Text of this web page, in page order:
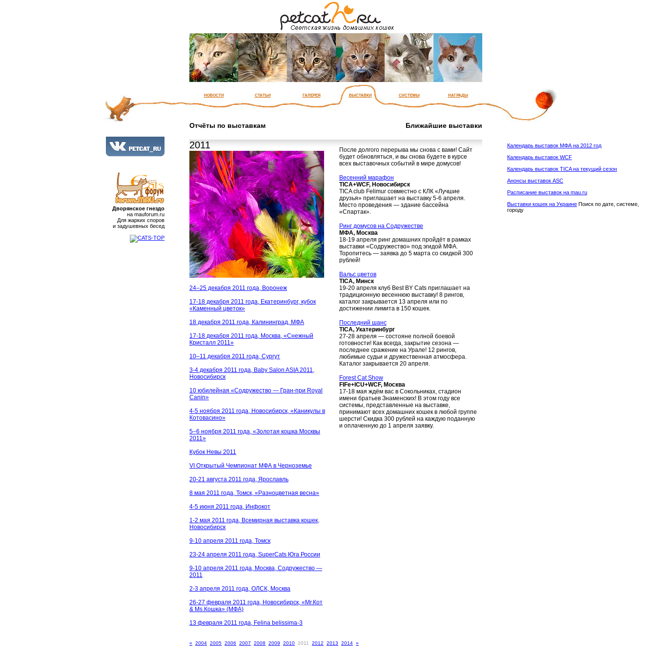
Дворянское гнездо
на mauforum.ru
Для жарких споров
и задушевных бесед
новости статьи галерея выставки системы награды
Отчёты по выставкам Ближайшие выставки
2011
24–25 декабря 2011 года, Воронеж
17-18 декабря 2011 года, Екатеринбург, кубок
«Каменный цветок»
18 декабря 2011 года, Калининград, МФА
17-18 декабря 2011 года, Москва, «Снежный
Кристалл 2011»
10–11 декабря 2011 года, Сургут
3-4 декабря 2011 года, Baby Salon ASIA 2011,
Новосибирск
10 юбилейная «Содружество — Гран-при Royal
Canin»
4-5 ноября 2011 года, Новосибирск, «Каникулы в
Котовасино»
5–6 ноября 2011 года, «Золотая кошка Москвы
2011»
Кубок Невы 2011
VI Открытый Чемпионат МФА в Черноземье
20-21 августа 2011 года, Ярославль
8 мая 2011 года, Томск, «Разноцветная веснa»
4-5 июня 2011 года, Инфокот
1-2 мая 2011 года, Всемирная выставка кошек,
Новосибирск
9-10 апреля 2011 года, Томск
23-24 апреля 2011 года, SuperCats Юга России
9-10 апреля 2011 года, Москва, Содружество —
2011
2-3 апреля 2011 года, ОЛСК, Москва
26-27 февраля 2011 года, Новосибирск, «Mr.Кот
& Ms.Кошка» (МФА)
13 февраля 2011 года, Felina belissima-3
После долгого перерыва мы снова с вами! Сайт
будет обновляться, и вы снова будете в курсе
всех выставочных событий в мире домусов!
Весенний марафон
TICA+WCF, Новосибирск
TICA club Felimur совместно с КЛК «Лучшие
друзья» приглашает на выставку 5-6 апреля.
Место проведения — здание бассейна
«Спартак».
Ринг домусов на Содружестве
МФА, Москва
18-19 апреля ринг домашних пройдёт в рамках
выставки «Содружество» под эгидой МФА.
Торопитесь — заявка до 5 марта со скидкой 300
рублей!
Вальс цветов
TICA, Минск
19-20 апреля клуб Best BY Cats приглашает на
традиционную весеннюю выставку! 8 рингов,
каталог закрывается 13 апреля или по
достижении лимита в 150 кошек.
Последний шанс
TICA, Укатеринбург
27-28 апреля — состояне полной боевой
готовности! Как всегда, закрытие сезона —
последнее сражение на Урале! 12 рингов,
любимые судьи и дружественная атмосфера.
Каталог закрывается 20 апреля.
Forest Cat Show
FIFe+ICU+WCF, Москва
17-18 мая ждём вас в Сокольниках, стадион
имени братьев Знаменских! В этом году все
системы, представленные на выставке,
принимают всех домашних кошек в любой группе
шерсти! Скидка 300 рублей на каждую поданную
и оплаченную до 1 апреля заявку.
« 2004 2005 2006 2007 2008 2009 2010 2011 2012 2013 2014 »
Календарь выставок МФА на 2012 год
Календарь выставок WCF
Календарь выставок TICA на текущий сезон
Анонсы выставок ASC
Расписание выставок на mau.ru
Выставки кошек на Украине Поиск по дате, системе,
городу